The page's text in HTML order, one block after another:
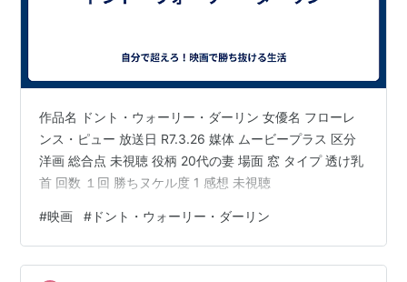
作品名 ドント・ウォーリー・ダーリン 女優名 フローレ
ンス・ピュー 放送日 R7.3.26 媒体 ムービープラス 区分
洋画 総合点 未視聴 役柄 20代の妻 場面 窓 タイプ 透け乳
首 回数 １回 勝ちヌケル度 1 感想 未視聴
#映画 # ドント・ウォーリー・ダーリン